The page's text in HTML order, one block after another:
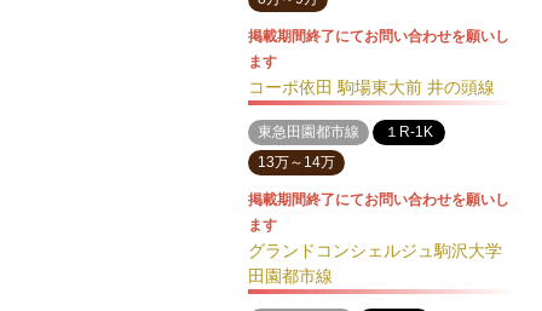
掲載期間終了にてお問い合わせを願いし
ます
コーポ依田 駒場東大前 井の頭線
東急田園都市線
１R-1K
13万～14万
掲載期間終了にてお問い合わせを願いし
ます
グランドコンシェルジュ駒沢大学
田園都市線